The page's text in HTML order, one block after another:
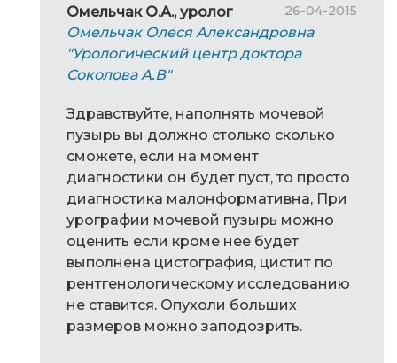
Омельчак О.А., уролог 26-04-2015
Омельчак Олеся Александровна
"Урологический центр доктора
Соколова А.В"
Здравствуйте, наполнять мочевой
пузырь вы должно столько сколько
сможете, если на момент
диагностики он будет пуст, то просто
диагностика малонформативна, При
урографии мочевой пузырь можно
оценить если кроме нее будет
выполнена цистография, цистит по
рентгенологическому исследованию
не ставится. Опухоли больших
размеров можно заподозрить.